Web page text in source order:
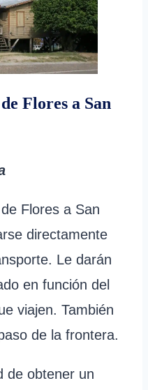
Flores a San
Flores a San
directamente
Le darán
en función del
viajen. También
de la frontera.
de obtener un